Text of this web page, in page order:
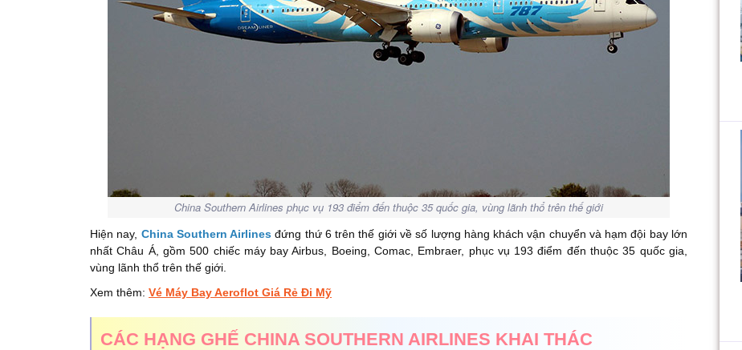
China Southern Airlines phục vụ 193 điểm đến thuộc 35 quốc gia, vùng lãnh thổ trên thế giới
Hiện nay, China Southern Airlines đứng thứ 6 trên thế giới về số lượng hàng khách vận chuyển và hạm đội bay lớn
nhất Châu Á, gồm 500 chiếc máy bay Airbus, Boeing, Comac, Embraer, phục vụ 193 điểm đến thuộc 35 quốc gia,
vùng lãnh thổ trên thế giới.
Xem thêm: Vé Máy Bay Aeroflot Giá Rẻ Đi Mỹ
CÁC HẠNG GHẾ CHINA SOUTHERN AIRLINES KHAI THÁC